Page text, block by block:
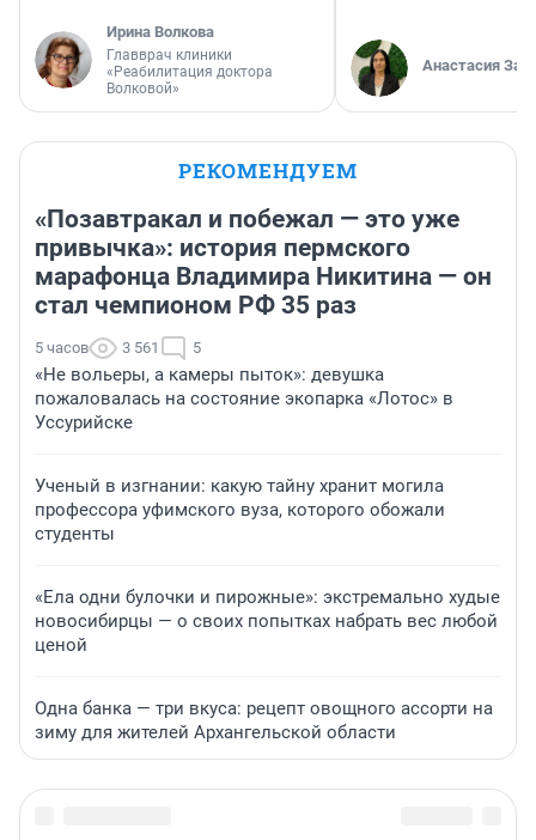
Ирина Волкова
Главврач клиники
«Реабилитация доктора
Волковой»
Анастасия
РЕКОМЕНДУЕМ
«Позавтракал и побежал — это уже
привычка»: история пермского
марафонца Владимира Никитина — он
стал чемпионом РФ 35 раз
5 часов 3 561 5
«Не вольеры, а камеры пыток»: девушка
пожаловалась на состояние экопарка «Лотос» в
Уссурийске
Ученый в изгнании: какую тайну хранит могила
профессора уфимского вуза, которого обожали
студенты
«Ела одни булочки и пирожные»: экстремально худые
новосибирцы — о своих попытках набрать вес любой
ценой
Одна банка — три вкуса: рецепт овощного ассорти на
зиму для жителей Архангельской области